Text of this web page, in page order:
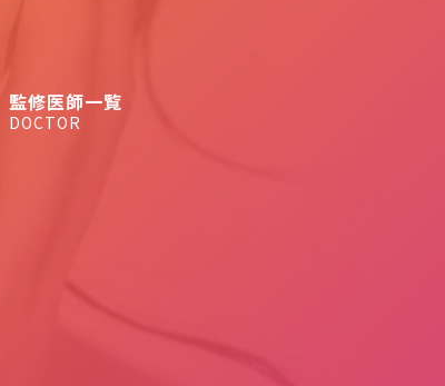
監修医師一覧
DOCTOR